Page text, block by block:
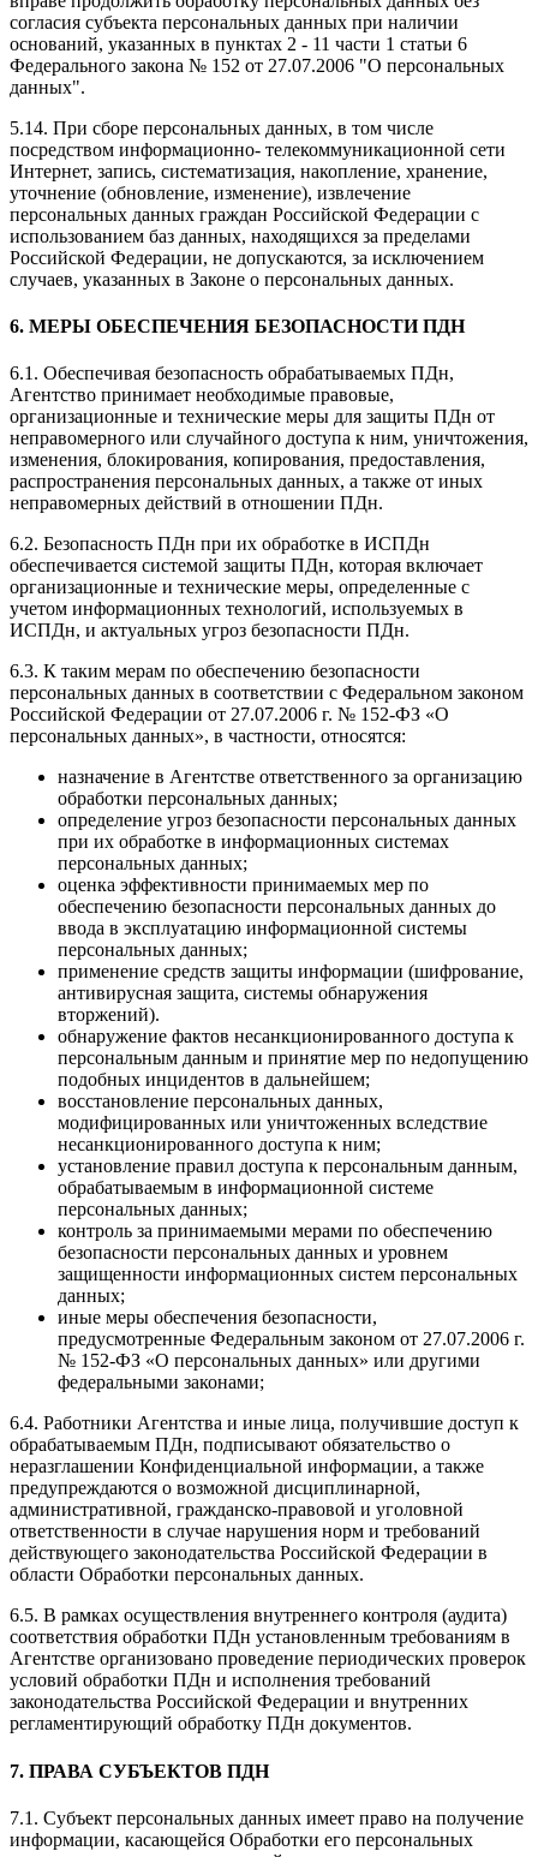
согласия субъекта персональных данных при наличии
оснований, указанных в пунктах 2 - 11 части 1 статьи 6
Федерального закона № 152 от 27.07.2006 "О персональных
данных".
5.14. При сборе персональных данных, в том числе
посредством информационно- телекоммуникационной сети
Интернет, запись, систематизация, накопление, хранение,
уточнение (обновление, изменение), извлечение
персональных данных граждан Российской Федерации с
использованием баз данных, находящихся за пределами
Российской Федерации, не допускаются, за исключением
случаев, указанных в Законе о персональных данных.
6. МЕРЫ ОБЕСПЕЧЕНИЯ БЕЗОПАСНОСТИ ПДН
6.1. Обеспечивая безопасность обрабатываемых ПДн,
Агентство принимает необходимые правовые,
организационные и технические меры для защиты ПДн от
неправомерного или случайного доступа к ним, уничтожения,
изменения, блокирования, копирования, предоставления,
распространения персональных данных, а также от иных
неправомерных действий в отношении ПДн.
6.2. Безопасность ПДн при их обработке в ИСПДн
обеспечивается системой защиты ПДн, которая включает
организационные и технические меры, определенные с
учетом информационных технологий, используемых в
ИСПДн, и актуальных угроз безопасности ПДн.
6.3. К таким мерам по обеспечению безопасности
персональных данных в соответствии с Федеральном законом
Российской Федерации от 27.07.2006 г. № 152-ФЗ «О
персональных данных», в частности, относятся:
назначение в Агентстве ответственного за организацию
обработки персональных данных;
определение угроз безопасности персональных данных
при их обработке в информационных системах
персональных данных;
оценка эффективности принимаемых мер по
обеспечению безопасности персональных данных до
ввода в эксплуатацию информационной системы
персональных данных;
применение средств защиты информации (шифрование,
антивирусная защита, системы обнаружения
вторжений).
обнаружение фактов несанкционированного доступа к
персональным данным и принятие мер по недопущению
подобных инцидентов в дальнейшем;
восстановление персональных данных,
модифицированных или уничтоженных вследствие
несанкционированного доступа к ним;
установление правил доступа к персональным данным,
обрабатываемым в информационной системе
персональных данных;
контроль за принимаемыми мерами по обеспечению
безопасности персональных данных и уровнем
защищенности информационных систем персональных
данных;
иные меры обеспечения безопасности,
предусмотренные Федеральным законом от 27.07.2006 г.
№ 152-ФЗ «О персональных данных» или другими
федеральными законами;
6.4. Работники Агентства и иные лица, получившие доступ к
обрабатываемым ПДн, подписывают обязательство о
неразглашении Конфиденциальной информации, а также
предупреждаются о возможной дисциплинарной,
административной, гражданско-правовой и уголовной
ответственности в случае нарушения норм и требований
действующего законодательства Российской Федерации в
области Обработки персональных данных.
6.5. В рамках осуществления внутреннего контроля (аудита)
соответствия обработки ПДн установленным требованиям в
Агентстве организовано проведение периодических проверок
условий обработки ПДн и исполнения требований
законодательства Российской Федерации и внутренних
регламентирующий обработку ПДн документов.
7. ПРАВА СУБЪЕКТОВ ПДН
7.1. Субъект персональных данных имеет право на получение
информации, касающейся Обработки его персональных